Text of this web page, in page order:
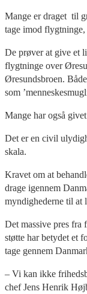
Mange er draget til
tage imod
De prøver at give et
flygtninge over
Øresundsbroen.
som
Mange har også
Det er en civil
skala.
Kravet om at
drage igennem
myndighederne til at
Det massive pres fra
støtte har betydet et
tage gennem
– Vi kan ikke
chef Jens Henrik